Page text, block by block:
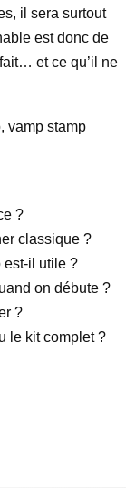
il sera surtout
est donc de
et ce qu’il ne
vamp stamp
?
classique ?
est-il utile ?
on débute ?
?
le kit complet ?